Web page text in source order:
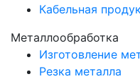
Кабельная
Металлообработка
Изготовление
Резка металла